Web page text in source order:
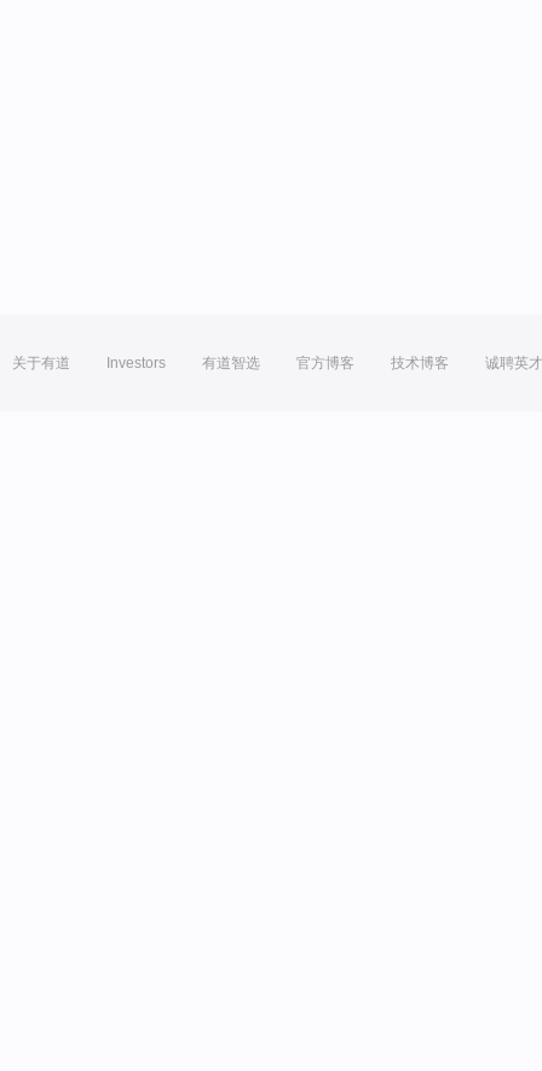
关于有道 Investors 有道智选 官方博客 技术博客 诚聘英才